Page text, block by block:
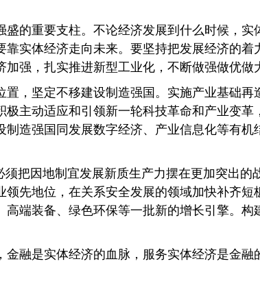
的重要支柱。不论经济发展到什么时候，实
实体经济走向未来。要坚持把发展经济的着
强，扎实推进新型工业化，不断做强做优做
，坚定不移建设制造强国。实施产业基础再
主动适应和引领新一轮科技革命和产业变革
造强国同发展数字经济、产业信息化等有机
因地制宜发展新质生产力摆在更加突出的
先地位，在关系安全发展的领域加快补齐短
端装备、绿色环保等一批新的增长引擎。构
融是实体经济的血脉，服务实体经济是金融